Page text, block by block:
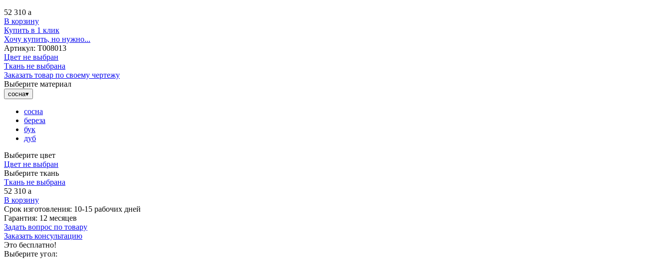
52 310 a
В корзину
Купить в 1 клик
Хочу купить, но нужно...
Артикул: Т008013
Цвет не выбран
Ткань не выбрана
Заказать товар по своему чертежу
Выберите материал
сосна▾
сосна
береза
бук
дуб
Выберите цвет
Цвет не выбран
Выберите ткань
Ткань не выбрана
52 310 a
В корзину
Срок изготовления: 10-15 рабочих дней
Гарантия: 12 месяцев
Задать вопрос по товару
Заказать консультацию
Это бесплатно!
Выберите угол: